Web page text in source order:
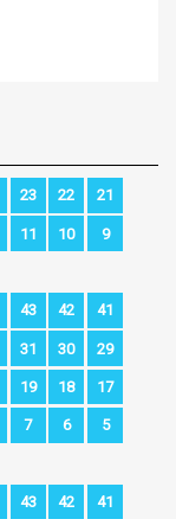
23 22 21
11 10 9
43 42 41
31 30 29
19 18 17
7 6 5
43 42 41